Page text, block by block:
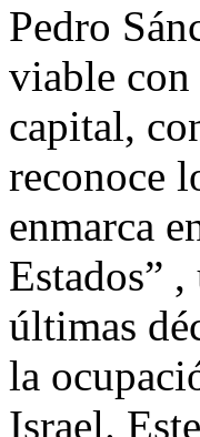
Pedro
viable con
capital,
reconoce
enmarca
Estados”
últimas
la
Israel.